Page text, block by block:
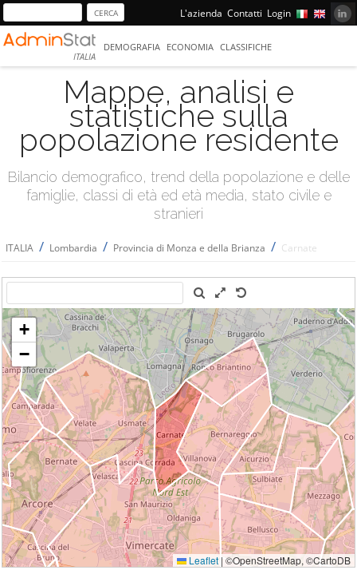
L'azienda Contatti Login
ITALIA
DEMOGRAFIA ECONOMIA CLASSIFICHE
Mappe, analisi e
statistiche sulla
popolazione residente
Bilancio demografico, trend della popolazione e delle
famiglie, classi di età ed età media, stato civile e
stranieri
ITALIA / Lombardia / Provincia di Monza e della Brianza / Carnate